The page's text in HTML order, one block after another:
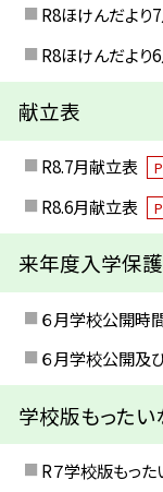
R8ほけんだより
R8ほけんだより
献立表
R8.7月献立表
R8.6月献立表
来年度入学保
６月学校公開時
６月学校公開及
学校版もった
R７学校版もっ